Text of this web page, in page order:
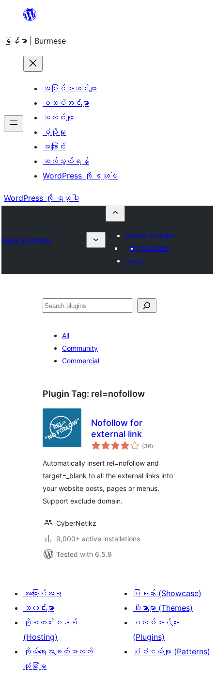
အကြောင်းအရာ
ကျော်သွား
မြန်မာ | Burmese
အပြင်အဆင်များ
ပလပ်အင်များ
သတင်းများ
ပံ့ပိုးမှု
အကြောင်း
ဆက်သွယ်ရန်
WordPress ကို ရယူပါ
WordPress ကို ရယူပါ
Plugin Directory
Submit a plugin
My favorites
Log in
ရှာ
All
Community
Commercial
Plugin Tag: rel=nofollow
Nofollow for
external link
(36total
ratings
)
Automatically insert rel=nofollow and
target=_blank to all the external links into
your website posts, pages or menus.
Support exclude domain.
CyberNetikz
9,000+ active installations
Tested with 6.5.9
အကြောင်းအရာ
သတင်းများ
ဟို့စတင်းစနစ်
(Hosting)
ကိုယ်ရေးအချက်အလက်
လုံခြုံမှု
ပြခန်း (Showcase)
သီးမားများ (Themes)
ပလပ်အင်များ
(Plugins)
ပုံစံငယ်များ (Patterns)